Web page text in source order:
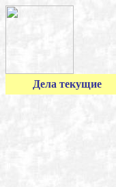
Дела текущие